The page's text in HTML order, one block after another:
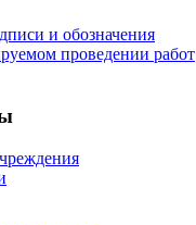
и обозначения
проведении работ